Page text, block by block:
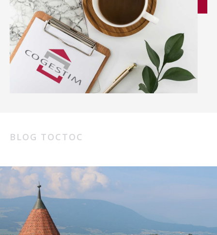
BLOG TOCTOC